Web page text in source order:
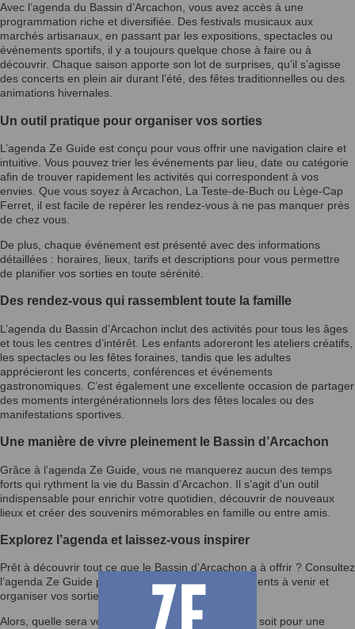
Avec l’agenda du Bassin d’Arcachon, vous avez accès à une
programmation riche et diversifiée. Des festivals musicaux aux
marchés artisanaux, en passant par les expositions, spectacles ou
événements sportifs, il y a toujours quelque chose à faire ou à
découvrir. Chaque saison apporte son lot de surprises, qu’il s’agisse
des concerts en plein air durant l’été, des fêtes traditionnelles ou des
animations hivernales.
Un outil pratique pour organiser vos sorties
L’agenda Ze Guide est conçu pour vous offrir une navigation claire et
intuitive. Vous pouvez trier les événements par lieu, date ou catégorie
afin de trouver rapidement les activités qui correspondent à vos
envies. Que vous soyez à Arcachon, La Teste-de-Buch ou Lège-Cap
Ferret, il est facile de repérer les rendez-vous à ne pas manquer près
de chez vous.
De plus, chaque événement est présenté avec des informations
détaillées : horaires, lieux, tarifs et descriptions pour vous permettre
de planifier vos sorties en toute sérénité.
Des rendez-vous qui rassemblent toute la famille
L’agenda du Bassin d’Arcachon inclut des activités pour tous les âges
et tous les centres d’intérêt. Les enfants adoreront les ateliers créatifs,
les spectacles ou les fêtes foraines, tandis que les adultes
apprécieront les concerts, conférences et événements
gastronomiques. C’est également une excellente occasion de partager
des moments intergénérationnels lors des fêtes locales ou des
manifestations sportives.
Une manière de vivre pleinement le Bassin d’Arcachon
Grâce à l’agenda Ze Guide, vous ne manquerez aucun des temps
forts qui rythment la vie du Bassin d’Arcachon. Il s’agit d’un outil
indispensable pour enrichir votre quotidien, découvrir de nouveaux
lieux et créer des souvenirs mémorables en famille ou entre amis.
Explorez l’agenda et laissez-vous inspirer
Prêt à découvrir tout ce que le Bassin d’Arcachon a à offrir ? Consultez
l’agenda Ze Guide pour rester informé des événements à venir et
organiser vos sorties selon vos envies.
Alors, quelle sera votre prochaine activité ? Que ce soit pour une